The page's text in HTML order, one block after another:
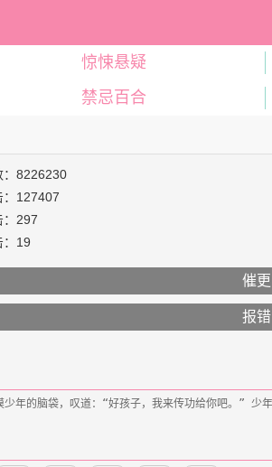
惊悚悬疑
禁忌百合
：8226230
：127407
：297
：19
催更
报错